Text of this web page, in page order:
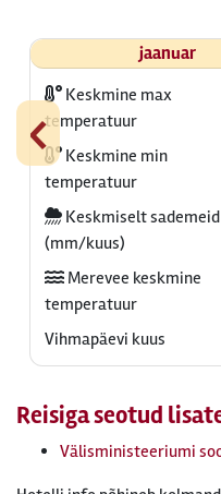
‹
jaanuar
Keskmine max
temperatuur
Keskmine min
temperatuur
Keskmiselt sademeid
(mm/kuus)
Merevee keskmine
temperatuur
Vihmapäevi kuus
Reisiga seotud
Välisministeeriumi